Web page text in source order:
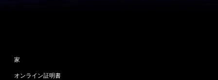
家
オンライン証明書